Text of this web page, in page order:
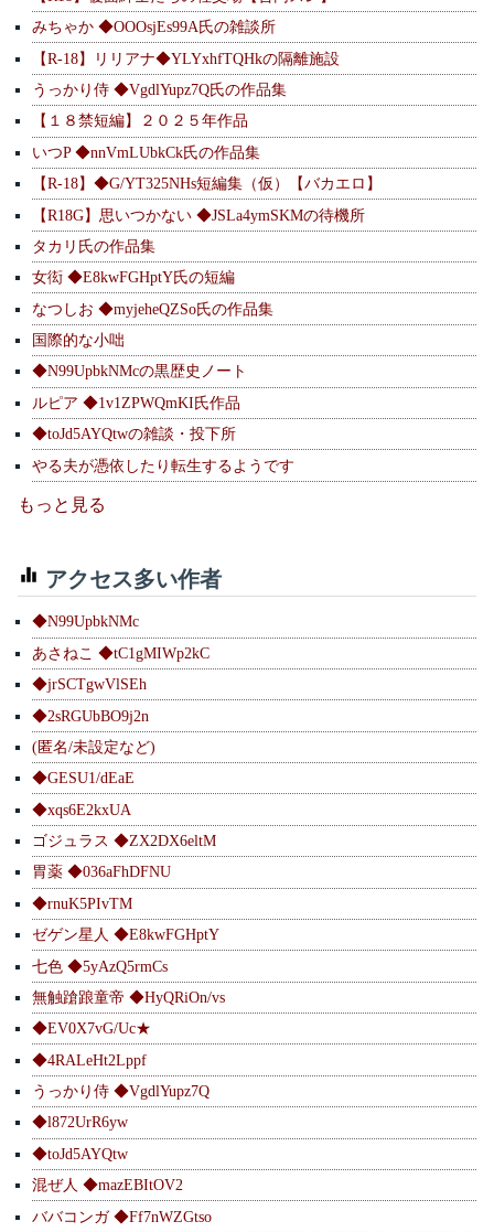
みちゃか ◆OOOsjEs99A氏の雑談所
【R-18】リリアナ◆YLYxhfTQHkの隔離施設
うっかり侍 ◆VgdlYupz7Q氏の作品集
【１８禁短編】２０２５年作品
いつP ◆nnVmLUbkCk氏の作品集
【R-18】◆G/YT325NHs短編集（仮）【バカエロ】
【R18G】思いつかない ◆JSLa4ymSKMの待機所
タカリ氏の作品集
女衒 ◆E8kwFGHptY氏の短編
なつしお ◆myjeheQZSo氏の作品集
国際的な小咄
◆N99UpbkNMcの黒歴史ノート
ルピア ◆1v1ZPWQmKI氏作品
◆toJd5AYQtwの雑談・投下所
やる夫が憑依したり転生するようです
もっと見る
アクセス多い作者
◆N99UpbkNMc
あさねこ ◆tC1gMIWp2kC
◆jrSCTgwVlSEh
◆2sRGUbBO9j2n
(匿名/未設定など)
◆GESU1/dEaE
◆xqs6E2kxUA
ゴジュラス ◆ZX2DX6eltM
胃薬 ◆036aFhDFNU
◆rnuK5PIvTM
ゼゲン星人 ◆E8kwFGHptY
七色 ◆5yAzQ5rmCs
無触蹌踉童帝 ◆HyQRiOn/vs
◆EV0X7vG/Uc★
◆4RALeHt2Lppf
うっかり侍 ◆VgdlYupz7Q
◆l872UrR6yw
◆toJd5AYQtw
混ぜ人 ◆mazEBItOV2
ババコンガ ◆Ff7nWZGtso